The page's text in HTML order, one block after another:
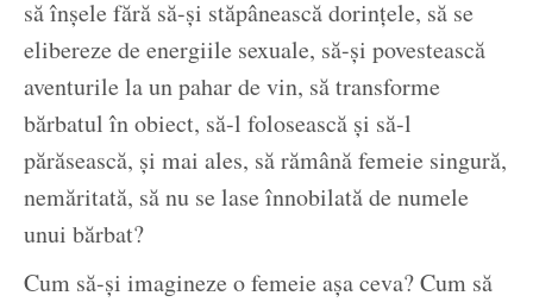
să înșele fără să-și stăpânească dorințele, să se
elibereze de energiile sexuale, să-și povestească
aventurile la un pahar de vin, să transforme
bărbatul în obiect, să-l folosească și să-l
părăsească, și mai ales, să rămână femeie singură,
nemăritată, să nu se lase înnobilată de numele
unui bărbat?
Cum să-și imagineze o femeie așa ceva? Cum să